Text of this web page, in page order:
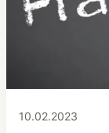
10.02.2023